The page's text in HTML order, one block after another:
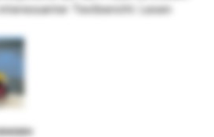
Testbericht:
Lesen